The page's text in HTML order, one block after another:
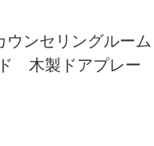
ンセリングルーム
木製ドアプレー